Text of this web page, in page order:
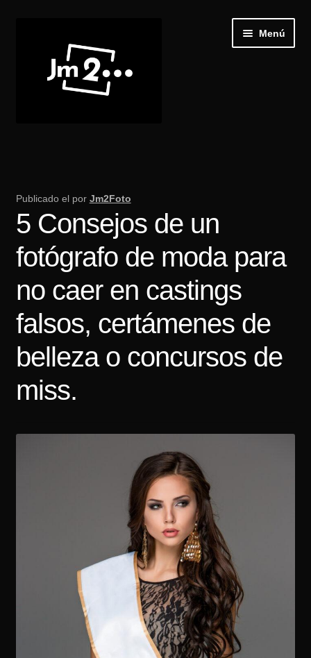
navegación
contenido
Menú
Recibir Castings
Publica tu casting
Blog
Tarifas
Contacto
Publicado el por Jm2Foto
5 Consejos de un
fotógrafo de moda para
no caer en castings
falsos, certámenes de
belleza o concursos de
miss.